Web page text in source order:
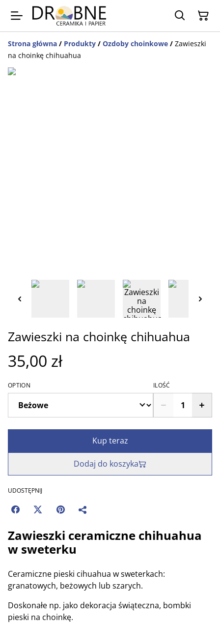
Strona główna / Produkty / Ozdoby choinkowe / Zawieszki
na choinkę chihuahua
Zawieszki na choinkę chihuahua
35,00 zł
OPTION ILOŚĆ
Kup teraz
Dodaj do koszyka
UDOSTĘPNIJ
Zawieszki ceramiczne chihuahua
w sweterku
Ceramiczne pieski cihuahua w sweterkach:
granatowych, beżowych lub szarych.
Doskonałe np. jako dekoracja świąteczna, bombki
pieski na choinkę.